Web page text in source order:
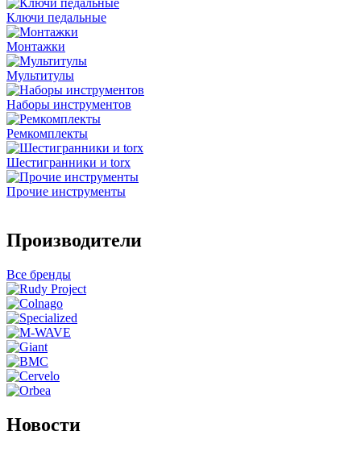
Ключи педальные
Монтажки
Мультитулы
Наборы инструментов
Ремкомплекты
Шестигранники и torx
Прочие инструменты
Производители
Все бренды
Новости